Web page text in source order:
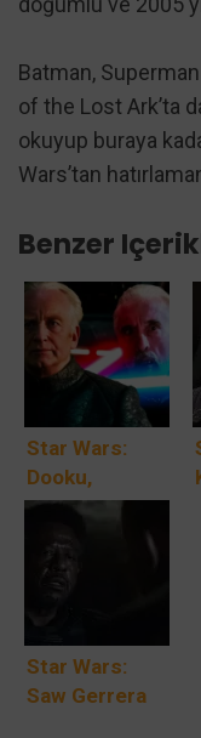
Batman,
of the Lost Ark’ta
okuyup buraya
Wars’tan
Benzer
Star Wars:
Dooku,
Palpatine’in
Biliyor Muydu
Star Wars:
Saw Gerrera